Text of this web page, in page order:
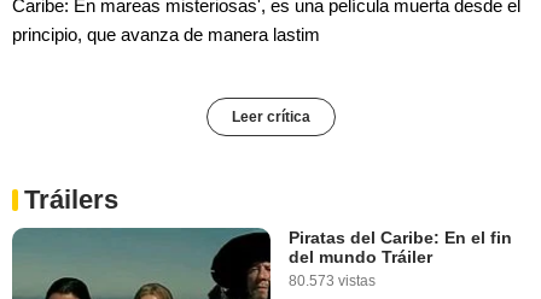
Caribe: En mareas misteriosas', es una película muerta desde el
principio, que avanza de manera lastim
Leer crítica
Tráilers
Piratas del Caribe: En el fin
del mundo Tráiler
80.573 vistas